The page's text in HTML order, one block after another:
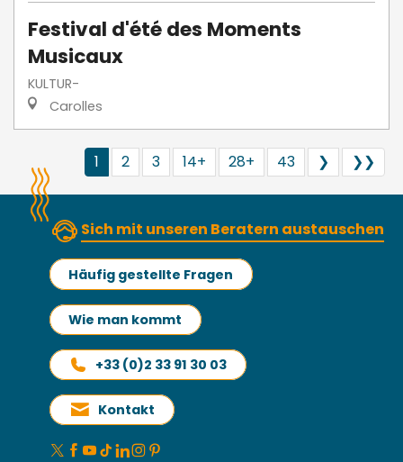
Festival d'été des Moments
Musicaux
KULTUR-
Carolles
1 2 3 14+ 28+ 43 ❯ ❯❯
Sich mit unseren Beratern austauschen
Häufig gestellte Fragen
Wie man kommt
+33 (0)2 33 91 30 03
Kontakt